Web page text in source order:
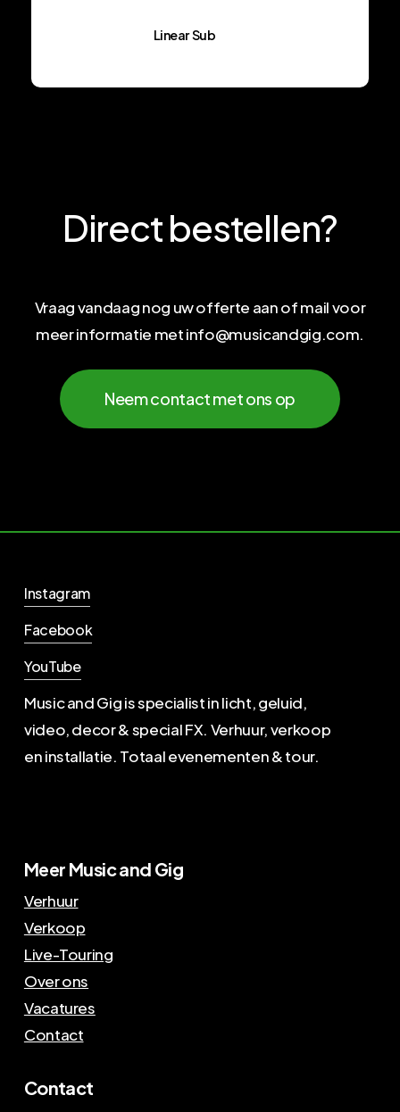
Linear Sub
Directbestellen?
Vraag vandaag nog uw offerte aan of mail voor
meer informatie met info@musicandgig.com.
Neem contact met ons op
Instagram
Facebook
YouTube
Music and Gig is specialist in licht, geluid,
video, decor & special FX. Verhuur, verkoop
en installatie. Totaal evenementen & tour.
Meer Music and Gig
Verhuur
Verkoop
Live-Touring
Over ons
Vacatures
Contact
Contact